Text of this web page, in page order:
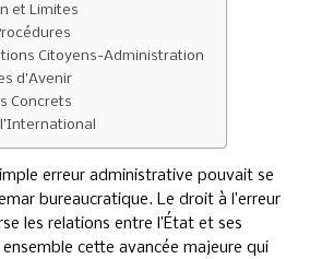
et Limites
Citoyens-Administration
d’Avenir
Concrets
erreur administrative pouvait se
bureaucratique. Le droit à l’erreur
les relations entre l’État et ses
cette avancée majeure qui